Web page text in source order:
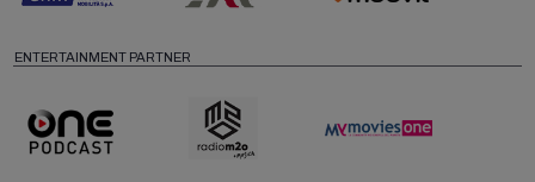
ENTERTAINMENT PARTNER